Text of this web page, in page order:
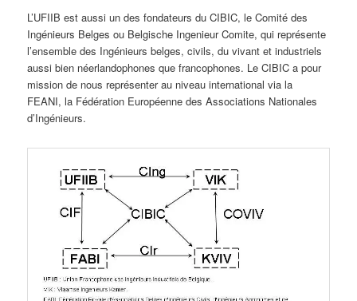
L’UFIIB est aussi un des fondateurs du CIBIC, le Comité des
Ingénieurs Belges ou Belgische Ingenieur Comite, qui représente
l’ensemble des Ingénieurs belges, civils, du vivant et industriels
aussi bien néerlandophones que francophones. Le CIBIC a pour
mission de nous représenter au niveau international via la
FEANI, la Fédération Européenne des Associations Nationales
d’Ingénieurs.